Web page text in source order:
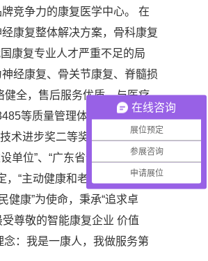
竞争力的康复医学中心。 在
康复整体解决方案，骨科康复
康复专业人才严重不足的局
经康复、骨关节康复、脊髓损
全，售后服务优质。与医疗
等质量管理体系认证。拥有
术进步奖二等奖”、“中国国际
单位”、“广东省优秀康复设备
，“主动健康和老龄化科技应
健康”为使命，秉承“追求卓
尊敬的智能康复企业 价值
：我是一康人，我做服务第
在线咨询
展位预定
参展咨询
申请展位